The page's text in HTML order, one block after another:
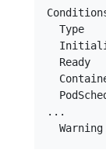
Type
Ready
...